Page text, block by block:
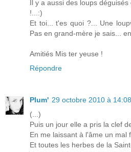
Il y a aussi des loups
!...:)
Et toi... t'es quoi ?... Une
Pas en grand-mère je sais...
Amitiés Mis ter yeuse !
Répondre
Plum' 29 octobre 2010 à 14:08
(...)
Puis un jour elle a pris la clef
En me laissant à l'âme un mal
Et toutes les herbes de la